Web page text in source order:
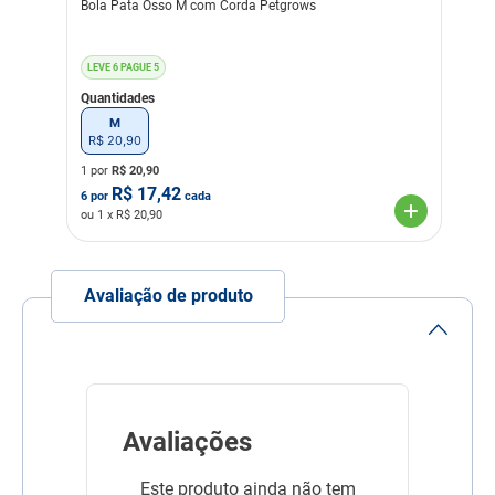
Composição
Bola Pata Osso M com Corda Petgrows
LEVE 6 PAGUE 5
Quantidades
M
R$ 20 90
1 por R$ 20,90
6 por R$ 17,42 cada
ou 1 x R$ 20,90
Avaliação de produto
Avaliações
Este produto ainda não tem